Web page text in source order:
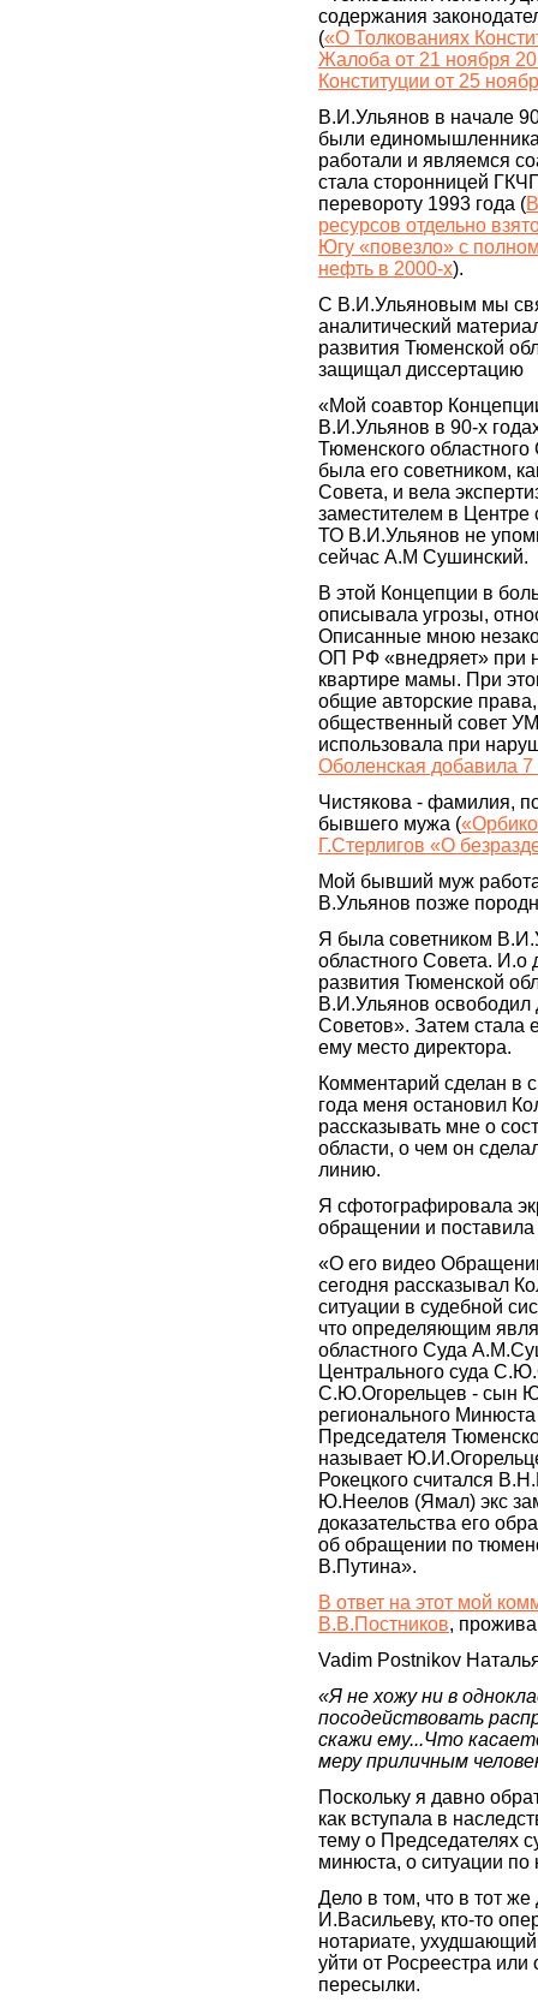
содержания
(«О Толкованиях
Жалоба от 21 ноября
Конституции от 25
В.И.Ульянов в начале
были
работали и являемся
стала сторонницей
перевороту 1993 года (
ресурсов отдельно
Югу «повезло» с
нефть в 2000-х).
С В.И.Ульяновым мы
аналитический
развития Тюменской
защищал диссертацию
«Мой соавтор
В.И.Ульянов в 90-х
Тюменского
была его советником,
Совета, и вела
заместителем в Центре
ТО В.И.Ульянов не
сейчас А.М Сушинский.
В этой Концепции в
описывала угрозы,
Описанные мною
ОП РФ «внедряет» при
квартире мамы. При
общие авторские
общественный совет
использовала при
Оболенская добавила
Чистякова - фамилия,
бывшего мужа (
Г.Стерлигов «О
Мой бывший муж
В.Ульянов позже
Я была советником
областного Совета. И.о
развития Тюменской
В.И.Ульянов освободил
Советов». Затем стала
ему место директора.
Комментарий сделан в
года меня остановил
рассказывать мне о
области, о чем он
линию.
Я сфотографировала
обращении и
«О его видео
сегодня рассказывал
ситуации в судебной
что определяющим
областного Суда
Центрального суда
С.Ю.Огорельцев - сын
регионального
Председателя
называет
Рокецкого считался
Ю.Неелов (Ямал) экс
доказательства его
об обращении по
В.Путина».
В ответ на этот мой
В.В.Постников,
Vadim Postnikov
«Я не хожу ни в
посодействовать
скажи ему...Что
меру приличным
Поскольку я давно
как вступала в
тему о Председателях
минюста, о ситуации
Дело в том, что в тот же
И.Васильеву, кто-то
нотариате,
уйти от Росреестра или
пересылки.